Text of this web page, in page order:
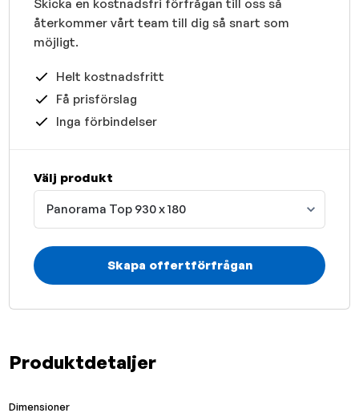
Produktdetaljer
Dimensioner
Skicka en kostnadsfri förfrågan till oss så
återkommer vårt team till dig så snart som
möjligt.
Helt kostnadsfritt
Få prisförslag
Inga förbindelser
Välj produkt
Panorama Top 930 x 180
Skapa offertförfrågan